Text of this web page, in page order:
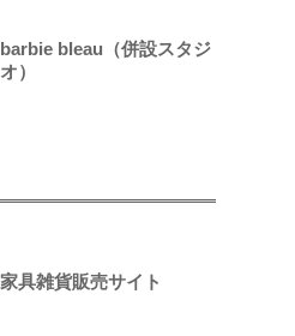
barbie bleau（併設スタジ
オ）
家具雑貨販売サイト